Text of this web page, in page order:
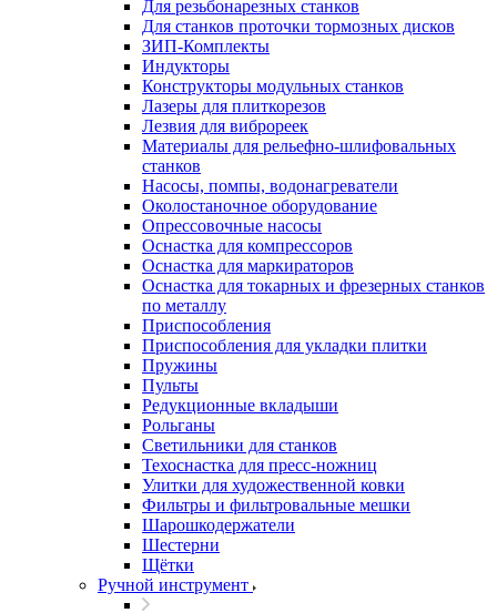
Для резьбонарезных станков
Для станков проточки тормозных дисков
ЗИП-Комплекты
Индукторы
Конструкторы модульных станков
Лазеры для плиткорезов
Лезвия для виброреек
Материалы для рельефно-шлифовальных
станков
Насосы, помпы, водонагреватели
Околостаночное оборудование
Опрессовочные насосы
Оснастка для компрессоров
Оснастка для маркираторов
Оснастка для токарных и фрезерных станков
по металлу
Приспособления
Приспособления для укладки плитки
Пружины
Пульты
Редукционные вкладыши
Рольганы
Светильники для станков
Техоснастка для пресс-ножниц
Улитки для художественной ковки
Фильтры и фильтровальные мешки
Шарошкодержатели
Шестерни
Щётки
Ручной инструмент